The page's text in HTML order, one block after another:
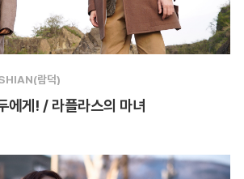
람덕)
에게! / 라플라스의 마녀